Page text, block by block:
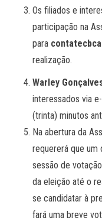
Os filiados e
participação na
para
realização.
Warley
interessados via
(trinta) minutos
Na abertura da
requererá que um
sessão de
da eleição até o
se candidatar à
fará uma breve